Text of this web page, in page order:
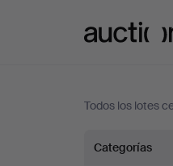
Todos los lotes
Europeo
Categorías